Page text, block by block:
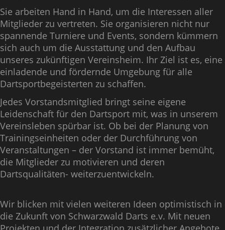
Sie arbeiten Hand in Hand, um die Interessen aller
Mitglieder zu vertreten. Sie organisieren nicht nur
spannende Turniere und Events, sondern kümmern
sich auch um die Ausstattung und den Aufbau
unseres zukünftigen Vereinsheim. Ihr Ziel ist es, eine
einladende und fördernde Umgebung für alle
Dartsportbegeisterten zu schaffen.
Jedes Vorstandsmitglied bringt seine eigene
Leidenschaft für den Dartsport mit, was in unserem
Vereinsleben spürbar ist. Ob bei der Planung von
Trainingseinheiten oder der Durchführung von
Veranstaltungen – der Vorstand ist immer bemüht,
die Mitglieder zu motivieren und deren
Dartsqualitäten- weiterzuentwickeln.
Wir blicken mit vielen weiteren Ideen optimistisch in
die Zukunft von Schwarzwald Darts e.v. Mit neuen